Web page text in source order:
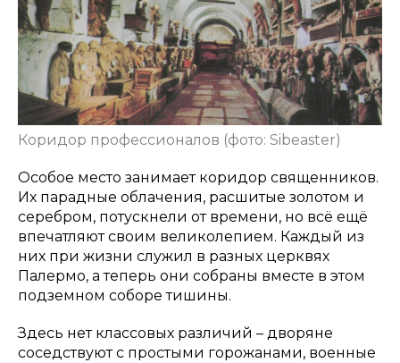
Коридор профессионалов (фото: Sibeaster)
Особое место занимает коридор священников.
Их парадные облачения, расшитые золотом и
серебром, потускнели от времени, но всё ещё
впечатляют своим великолепием. Каждый из
них при жизни служил в разных церквях
Палермо, а теперь они собраны вместе в этом
подземном соборе тишины.
Здесь нет классовых различий – дворяне
соседствуют с простыми горожанами, военные